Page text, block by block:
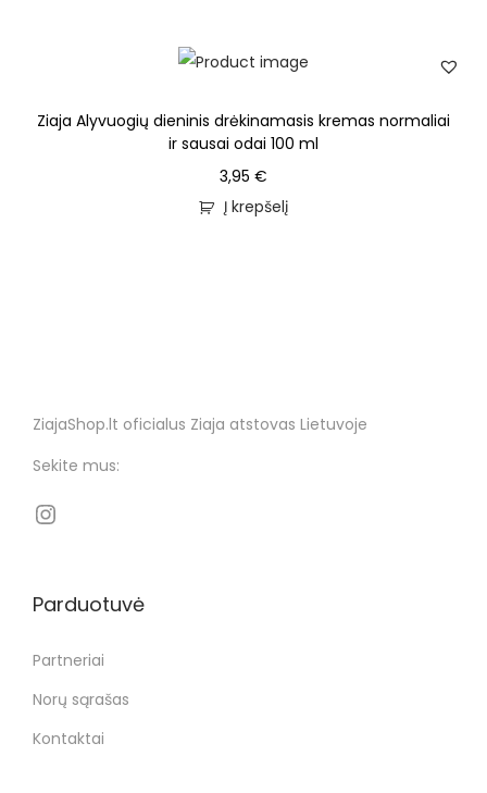
Ziaja Alyvuogių dieninis drėkinamasis kremas normaliai
ir sausai odai 100 ml
3,95 €
Į krepšelį
ZiajaShop.lt oficialus Ziaja atstovas Lietuvoje
Sekite mus:
Parduotuvė
Partneriai
Norų sąrašas
Kontaktai